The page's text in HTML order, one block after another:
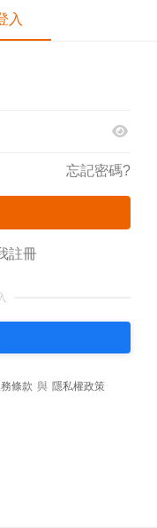
入
忘記密碼?
註冊
條款 與 隱私權政策